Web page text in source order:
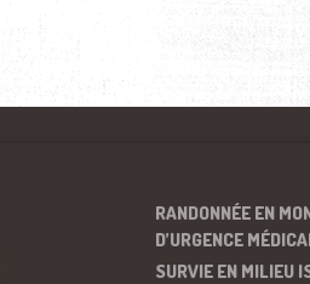
RANDONNÉE EN
D’URGENCE
SURVIE EN MILIEU